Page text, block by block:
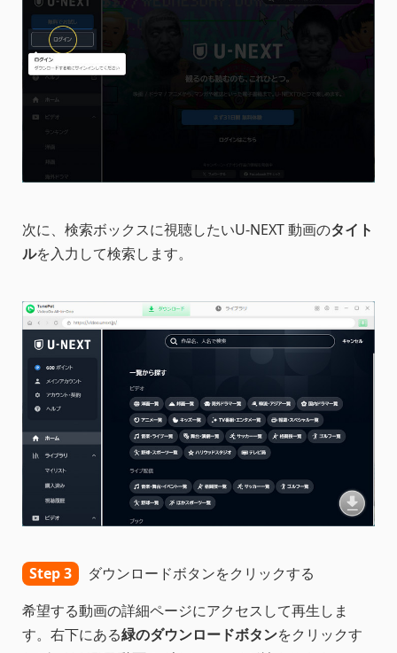
次に、検索ボックスに視聴したいU-NEXT 動画のタイト
ルを入力して検索します。
Step 3
ダウンロードボタンをクリックする
希望する動画の詳細ページにアクセスして再生しま
す。右下にある緑のダウンロードボタンをクリックす